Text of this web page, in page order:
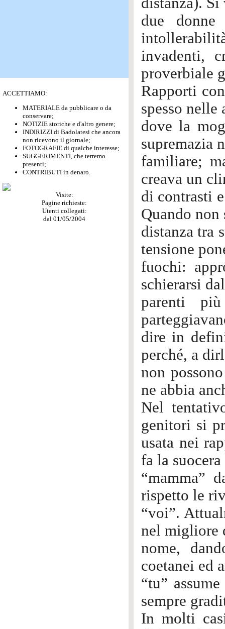
ACCETTIAMO:
MATERIALE da pubblicare o da
conservare;
NOTIZIE storiche e d'altro genere;
INDIRIZZI di Badolatesi che ancora
non ricevono il giornale;
FOTOGRAFIE di qualche interesse;
SUGGERIMENTI, che terremo
presenti;
CONTRIBUTI in denaro.
Visite:
Pagine richieste:
Utenti collegati:
dal 01/05/2004
due
invadenti,
proverbiale
Rapporti
spesso
dove la
supremazia
familiare;
creava un
di contrasti
Quando non
distanza tra
tensione
fuochi:
schierarsi
parenti
dire in
perché, a
non
ne abbia
Nel
genitori si
usata nei
fa la
“mamma”
rispetto le
“voi”.
nel migliore
nome,
coetanei ed
“tu”
sempre
In molti